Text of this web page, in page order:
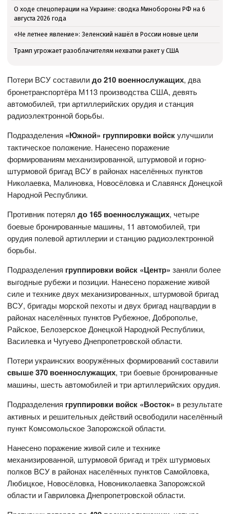
О ходе спецоперации на Украине: сводка Минобороны РФ на 6
августа 2026 года
«Не летнее явление»: Зеленский нашёл в России новые цели
Трамп угрожает разоблачителям нехватки ракет у США
Потери ВСУ составилидо 210 военнослужащих, два
бронетранспортёра М113 производства США, девять
автомобилей, три артиллерийских орудия и станция
радиоэлектронной борьбы.
Подразделения «Южной» группировки войскулучшили
тактическое положение. Нанесено поражение
формированиям механизированной, штурмовой и горно-
штурмовой бригад ВСУ в районах населённых пунктов
Николаевка, Малиновка, Новосёловка и Славянск Донецкой
Народной Республики.
Противник потерялдо 165 военнослужащих, четыре
боевые бронированные машины, 11 автомобилей, три
орудия полевой артиллерии и станцию радиоэлектронной
борьбы.
Подразделения группировки войск «Центр» заняли более
выгодные рубежи и позиции. Нанесено поражение живой
силе и технике двух механизированных, штурмовой бригад
ВСУ, бригады морской пехоты и двух бригад нацгвардии в
районах населённых пунктов Рубежное, Доброполье,
Райское, Белозерское Донецкой Народной Республики,
Василевка и Чугуево Днепропетровской области.
Потери украинских вооружённых формирований составили
свыше 370 военнослужащих, три боевые бронированные
машины, шесть автомобилей и три артиллерийских орудия.
Подразделения группировки войск «Восток» в результате
активных и решительных действий освободили населённый
пункт Комсомольское Запорожской области.
Нанесено поражение живой силе и технике
механизированной, штурмовой бригад и трёх штурмовых
полков ВСУ в районах населённых пунктов Самойловка,
Любицкое, Новосёловка, Новониколаевка Запорожской
области и Гавриловка Днепропетровской области.